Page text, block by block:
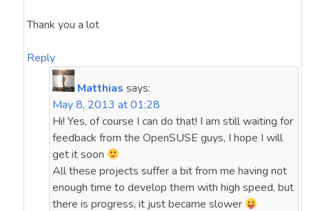
Thank you a lot
Reply
Matthias says:
May 8, 2013 at 01:28
Hi! Yes, of course I can do that! I am still waiting for
feedback from the OpenSUSE guys, I hope I will
get it soon
All these projects suffer a bit from me having not
enough time to develop them with high speed, but
there is progress, it just became slower